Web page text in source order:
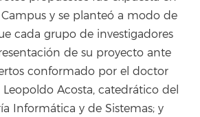
y se planteó a modo de
cada grupo de investigadores
de su proyecto ante
conformado por el doctor
Acosta, catedrático del
Informática y de Sistemas; y